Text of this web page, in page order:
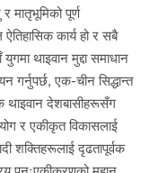
मातृभूमिको पूर्ण
कार्य हो र सबै
थाइवान मुद्दा समाधान
गर्नुपर्छ, एक-चीन सिद्धान्त
थाइवान देशबासीहरूसँग
र एकीकृत विकासलाई
शक्तिहरूलाई दृढतापूर्वक